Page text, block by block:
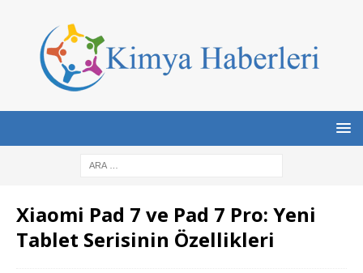
Xiaomi Pad 7 ve Pad 7 Pro: Yeni
Tablet Serisinin Özellikleri